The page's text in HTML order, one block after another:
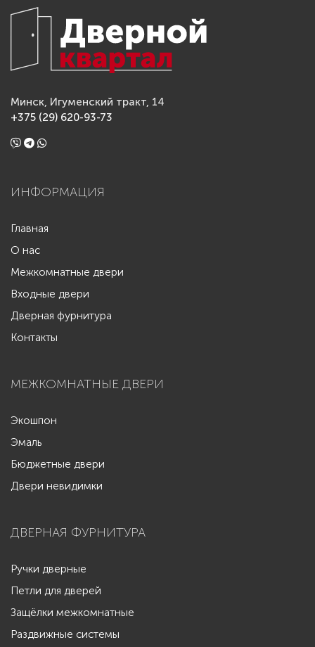
Минск, Игуменский тракт, 14
+375 (29) 620-93-73
ИНФОРМАЦИЯ
Главная
О нас
Межкомнатные двери
Входные двери
Дверная фурнитура
Контакты
МЕЖКОМНАТНЫЕ ДВЕРИ
Экошпон
Эмаль
Бюджетные двери
Двери невидимки
ДВЕРНАЯ ФУРНИТУРА
Ручки дверные
Петли для дверей
Защёлки межкомнатные
Раздвижные системы